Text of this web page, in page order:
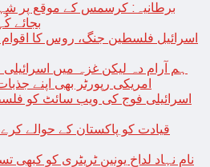
برطانیہ: کرسمس کے موقع پر
بجائے
اسرائیل فلسطین جنگ، روس کا اقوام
ہم آرام دہ لیکن غزہ میں
امریکی رپورٹر بھی اپنے
اسرائیلی فوج کی ویب سائٹ کو
نام نہاد لداخ یونین ٹریٹری کو کبھی